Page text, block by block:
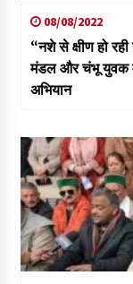
08/08/2022
“नशे से क्षीण हो
मंडल और चंभू युवक
अभियान